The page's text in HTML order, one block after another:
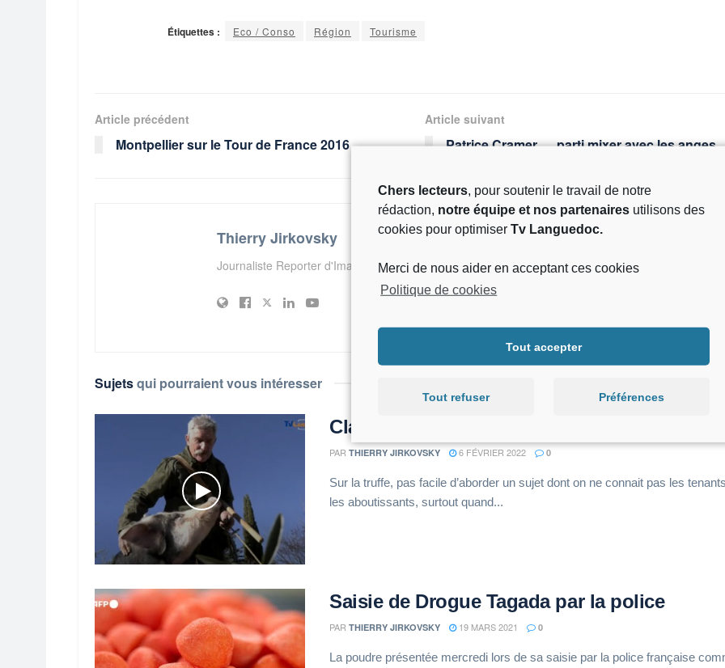
Chers lecteurs, pour soutenir le travail de notre
rédaction, notre équipe et nos partenaires utilisons des
cookies pour optimiser Tv Languedoc.
Merci de nous aider en acceptant ces cookies
Politique de cookies
Tout accepter
Tout refuser Préférences
Étiquettes : Eco / Conso Région Tourisme
Article précédent
Montpellier sur le Tour de France 2016
Article suivant
Patrice Cramer … parti mixer avec les anges.
Thierry Jirkovsky
Journaliste Reporter d'Images - Rédacteur en Chef de Tv Languedoc
Sujetsqui pourraient vous intéresser
Claret et la Fête de la truffe 2022
PAR THIERRY JIRKOVSKY 6 FÉVRIER 2022 0
Sur la truffe, pas facile d’aborder un sujet dont on ne connait pas les
les aboutissants, surtout quand...
Saisie de Drogue Tagada par la police
PAR THIERRY JIRKOVSKY 19 MARS 2021 0
La poudre présentée mercredi lors de sa saisie par la police française